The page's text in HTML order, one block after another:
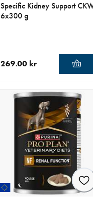
Specific Kidney Support
6x300 g
269.00 kr